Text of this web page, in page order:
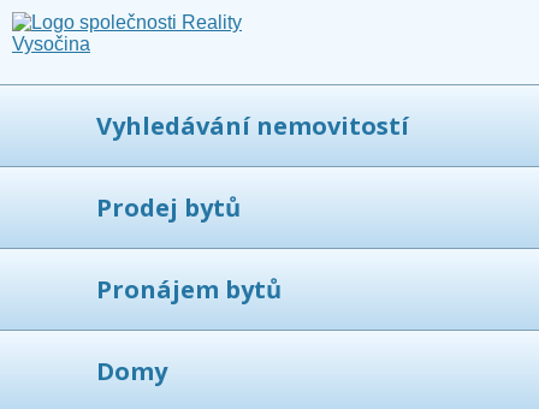
Vyhledávání nemovitostí
Prodej bytů
Pronájem bytů
Domy